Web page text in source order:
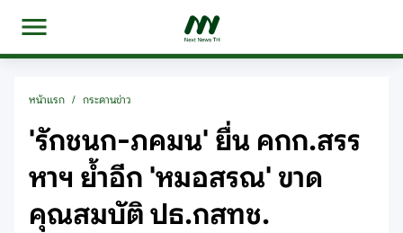
หน้าแรก / กระดานข่าว
'รักชนก-ภคมน' ยื่น คกก.สรร
หาฯ ย้ำอีก 'หมอสรณ' ขาด
คุณสมบัติ ปธ.กสทช.